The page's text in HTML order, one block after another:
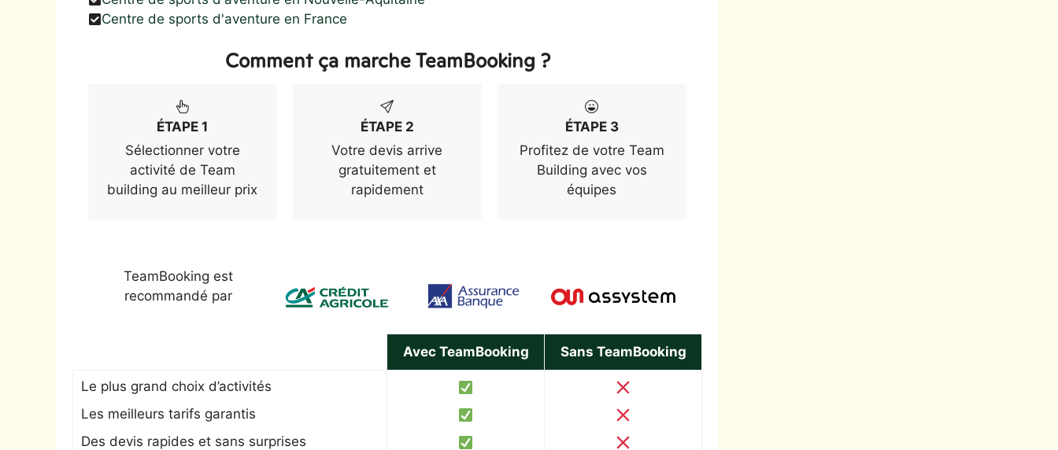
Centre de sports d'aventure en France
Comment ça marche TeamBooking ?
ÉTAPE 1
Sélectionner votre
activité de Team
building au meilleur prix
ÉTAPE 2
Votre devis arrive
gratuitement et
rapidement
ÉTAPE 3
Profitez de votre Team
Building avec vos
équipes
TeamBooking est
recommandé par
Avec TeamBooking Sans TeamBooking
Le plus grand choix d’activités
Les meilleurs tarifs garantis
Des devis rapides et sans surprises